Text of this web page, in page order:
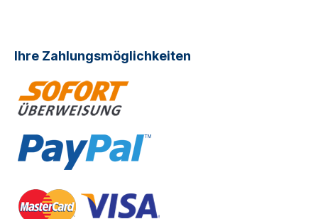
Ihre Zahlungsmöglichkeiten